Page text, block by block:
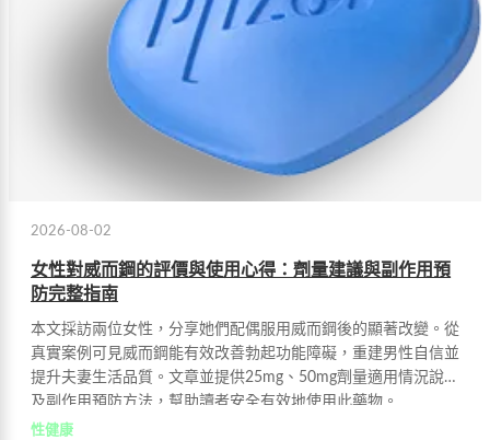
2026-08-02
女性對威而鋼的評價與使用心得：劑量建議與副作用預
防完整指南
本文採訪兩位女性，分享她們配偶服用威而鋼後的顯著改變。從
真實案例可見威而鋼能有效改善勃起功能障礙，重建男性自信並
提升夫妻生活品質。文章並提供25mg、50mg劑量適用情況說明
及副作用預防方法，幫助讀者安全有效地使用此藥物。
性健康